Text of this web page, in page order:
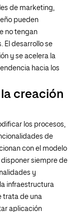
de marketing,
pueden
no tengan
El desarrollo se
y se acelera la
hacia los
creación
los procesos,
de
con el modelo
disponer siempre de
y
infraestructura
trata de una
aplicación